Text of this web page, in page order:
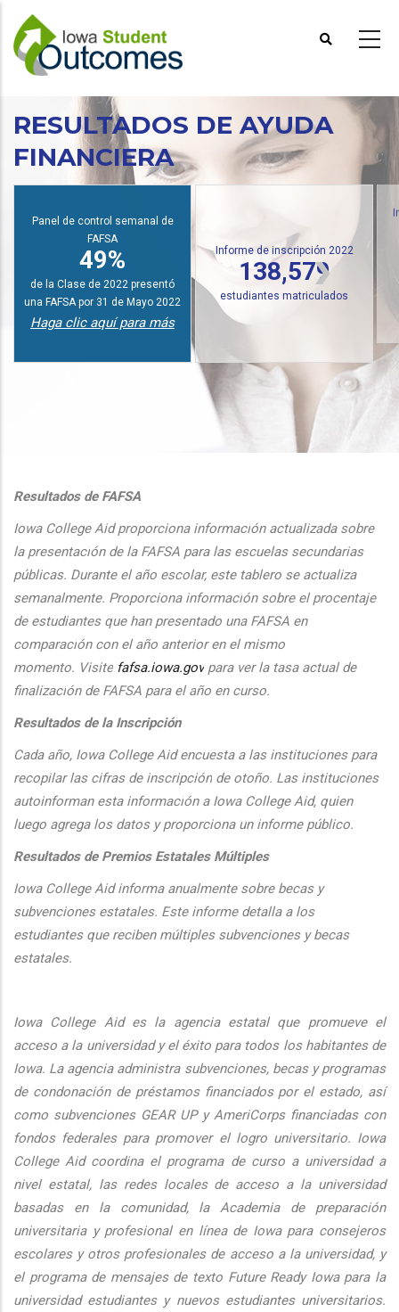
Pasar
contenido
principal
RESULTADOS DE AYUDA
FINANCIERA
Panel de control semanal de
FAFSA
49%
de la Clase de 2022 presentó
una FAFSA por 31 de Mayo 2022
Haga clic aquí para más
Informe de inscripción 2022
138,579
estudiantes matriculados
Resultados de FAFSA
Iowa College Aid proporciona información actualizada sobre
la presentación de la FAFSA para las escuelas secundarias
públicas. Durante el año escolar, este tablero se actualiza
semanalmente. Proporciona información sobre el procentaje
de estudiantes que han presentado una FAFSA en
comparación con el año anterior en el mismo
momento. Visite fafsa.iowa.gov para ver la tasa actual de
finalización de FAFSA para el año en curso.
Resultados de la Inscripción
Cada año, Iowa College Aid encuesta a las instituciones para
recopilar las cifras de inscripción de otoño. Las instituciones
autoinforman esta información a Iowa College Aid, quien
luego agrega los datos y proporciona un informe público.
Resultados de Premios Estatales Múltiples
Iowa College Aid informa anualmente sobre becas y
subvenciones estatales. Este informe detalla a los
estudiantes que reciben múltiples subvenciones y becas
estatales.
Iowa College Aid es la agencia estatal que promueve el
acceso a la universidad y el éxito para todos los habitantes de
Iowa. La agencia administra subvenciones, becas y programas
de condonación de préstamos financiados por el estado, así
como subvenciones GEAR UP y AmeriCorps financiadas con
fondos federales para promover el logro universitario. Iowa
College Aid coordina el programa de curso a universidad a
nivel estatal, las redes locales de acceso a la universidad
basadas en la comunidad, la Academia de preparación
universitaria y profesional en línea de Iowa para consejeros
escolares y otros profesionales de acceso a la universidad, y
el programa de mensajes de texto Future Ready Iowa para la
universidad estudiantes y nuevos estudiantes universitarios.